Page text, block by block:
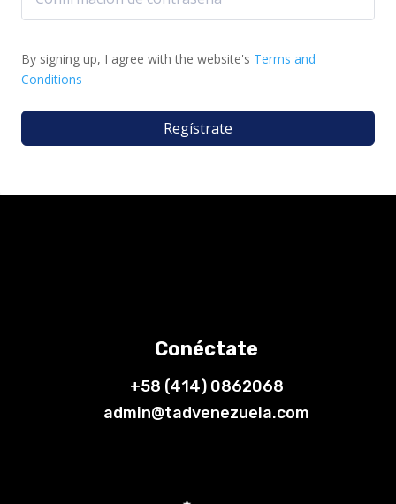
By signing up, I agree with the website's Terms and
Conditions
Regístrate
Conéctate
+58 (414) 0862068
admin@tadvenezuela.com